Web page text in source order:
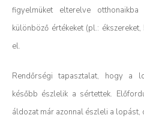
figyelmüket elterelve
különböző értékeket (pl.:
el.
Rendőrségi tapasztalat, hogy a
később észlelik a sértettek.
áldozat már azonnal észleli a lopást,